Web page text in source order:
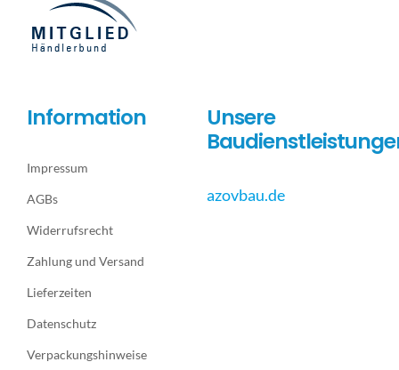
Information
Impressum
AGBs
Widerrufsrecht
Zahlung und Versand
Lieferzeiten
Datenschutz
Verpackungshinweise
Unsere
azovbau.de